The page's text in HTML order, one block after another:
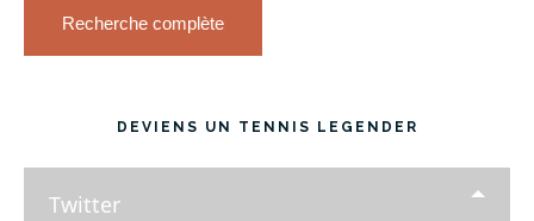
Recherche complète
DEVIENS UN TENNIS LEGENDER
Twitter